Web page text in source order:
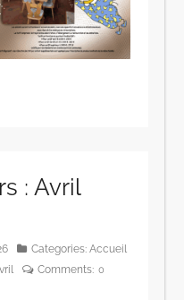
: Avril
Categories:Accueil
Comments: 0